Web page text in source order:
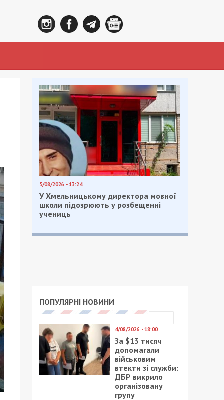
5/08/2026 - 13:24
У Хмельницькому директора мовної
школи підозрюють у розбещенні
учениць
ПОПУЛЯРНІ НОВИНИ
4/08/2026 - 18:00
За $13 тисяч
допомагали
військовим
втекти зі служби:
ДБР викрило
організовану
групу